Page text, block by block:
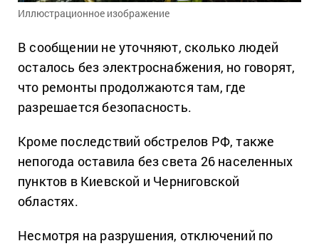
Иллюстрационное изображение
В сообщении не уточняют, сколько людей
осталось без электроснабжения, но говорят,
что ремонты продолжаются там, где
разрешается безопасность.
Кроме последствий обстрелов РФ, также
непогода оставила без света 26 населенных
пунктов в Киевской и Черниговской
областях.
Несмотря на разрушения, отключений по